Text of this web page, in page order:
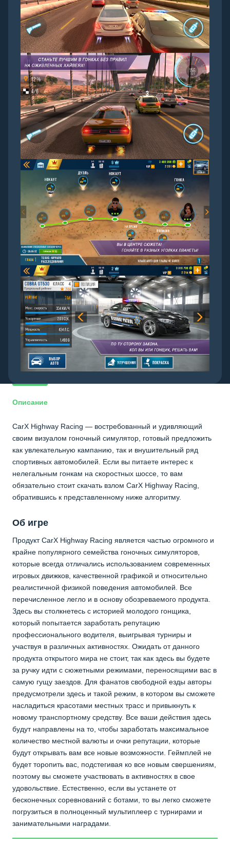
Описание
CarX Highway Racing — востребованный и удивляющий
своим визуалом гоночный симулятор, готовый предложить
как увлекательную кампанию, так и внушительный ряд
спортивных автомобилей. Если вы питаете интерес к
нелегальным гонкам на скоростных шоссе, то вам
обязательно стоит скачать взлом CarX Highway Racing,
обратившись к представленному ниже алгоритму.
Об игре
Продукт CarX Highway Racing является частью огромного и
крайне популярного семейства гоночных симуляторов,
которые всегда отличались использованием современных
игровых движков, качественной графикой и относительно
реалистичной физикой поведения автомобилей. Все
перечисленное легло и в основу обозреваемого продукта.
Здесь вы столкнетесь с историей молодого гонщика,
который попытается заработать репутацию
профессионального водителя, выигрывая турниры и
участвуя в различных активностях. Ожидать от данного
продукта открытого мира не стоит, так как здесь вы будете
за ручку идти с сюжетными режимами, переносящими вас в
самую гущу заездов. Для фанатов свободной езды авторы
предусмотрели здесь и такой режим, в котором вы сможете
насладиться красотами местных трасс и привыкнуть к
новому транспортному средству. Все ваши действия здесь
будут направлены на то, чтобы заработать максимальное
количество местной валюты и очки репутации, которые
будут открывать вам все новые возможности. Геймплей не
будет торопить вас, подстегивая ко все новым свершениям,
поэтому вы сможете участвовать в активностях в свое
удовольствие. Естественно, если вы устанете от
бесконечных соревнований с ботами, то вы легко сможете
погрузиться в полноценный мультиплеер с турнирами и
занимательными наградами.